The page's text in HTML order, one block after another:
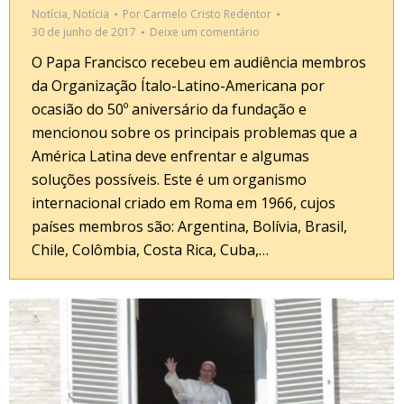
Notícia, Notícia Por Carmelo Cristo Redentor
30 de junho de 2017
Deixe um comentário
O Papa Francisco recebeu em audiência membros
da Organização Ítalo-Latino-Americana por
ocasião do 50º aniversário da fundação e
mencionou sobre os principais problemas que a
América Latina deve enfrentar e algumas
soluções possíveis. Este é um organismo
internacional criado em Roma em 1966, cujos
países membros são: Argentina, Bolívia, Brasil,
Chile, Colômbia, Costa Rica, Cuba,…